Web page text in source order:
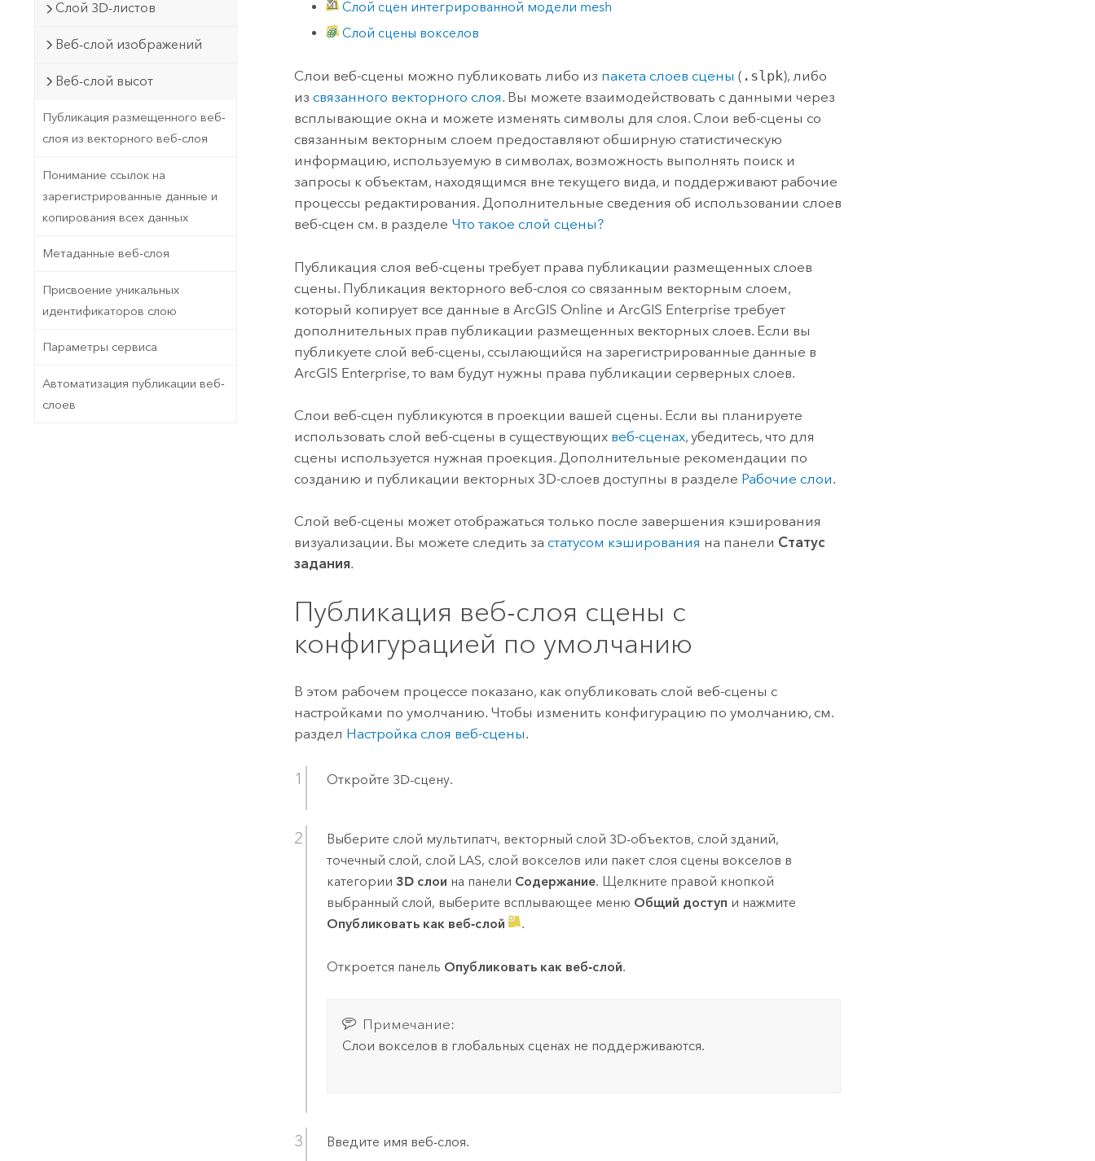
Слой 3D-листов
Веб-слой изображений
Веб-слой высот
Публикация размещенного веб-
слоя из векторного веб-слоя
Понимание ссылок на
зарегистрированные данные и
копирования всех данных
Метаданные веб-слоя
Присвоение уникальных
идентификаторов слою
Параметры сервиса
Автоматизация публикации веб-
слоев
Слой сцен интегрированной модели mesh
Слой сцены вокселов
Слои веб-сцены можно публиковать либо из пакета слоев сцены ( .slpk), либо
изсвязанного векторного слоя. Вы можете взаимодействовать с данными через
всплывающие окна и можете изменять символы для слоя. Слои веб-сцены со
связанным векторным слоем предоставляют обширную статистическую
информацию, используемую в символах, возможность выполнять поиск и
запросы к объектам, находящимся вне текущего вида, и поддерживают рабочие
процессы редактирования. Дополнительные сведения об использовании слоев
веб-сцен см. в разделе Что такое слой сцены?
Публикация слоя веб-сцены требует права публикации размещенных слоев
сцены. Публикация векторного веб-слоя со связанным векторным слоем,
который копирует все данные вArcGIS Online иArcGIS Enterprise требует
дополнительных прав публикации размещенных векторных слоев. Если вы
публикуете слой веб-сцены, ссылающийся на зарегистрированные данные в
ArcGIS Enterprise, то вам будут нужны права публикации серверных слоев.
Слои веб-сцен публикуются в проекции вашей сцены. Если вы планируете
использовать слой веб-сцены в существующих веб-сценах, убедитесь, что для
сцены используется нужная проекция. Дополнительные рекомендации по
созданию и публикации векторных 3D-слоев доступны в разделе Рабочие слои.
Слой веб-сцены может отображаться только после завершения кэширования
визуализации. Вы можете следить застатусом кэширования на панели Статус
задания.
Публикация веб-слоя сцены с
конфигурацией по умолчанию
В этом рабочем процессе показано, как опубликовать слой веб-сцены с
настройками по умолчанию. Чтобы изменить конфигурацию по умолчанию, см.
раздел Настройка слоя веб-сцены.
Откройте 3D-сцену.
Выберите слой мультипатч, векторный слой 3D-объектов, слой зданий,
точечный слой, слой LAS, слой вокселов или пакет слоя сцены вокселов в
категории3D слои на панели Содержание. Щелкните правой кнопкой
выбранный слой, выберите всплывающее меню Общий доступ и нажмите
Опубликовать как веб-слой
.
Откроется панель Опубликовать как веб-слой.
Примечание:
Слои вокселов в глобальных сценах не поддерживаются.
Введите имя веб-слоя.